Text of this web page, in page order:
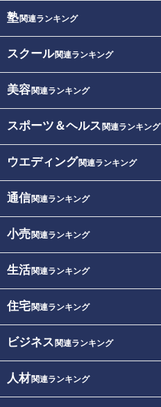
塾関連ランキング
スクール関連ランキング
美容関連ランキング
スポーツ＆ヘルス 関連ランキング
ウエディング関連ランキング
通信関連ランキング
小売関連ランキング
生活関連ランキング
住宅関連ランキング
ビジネス 関連ランキング
人材関連ランキング